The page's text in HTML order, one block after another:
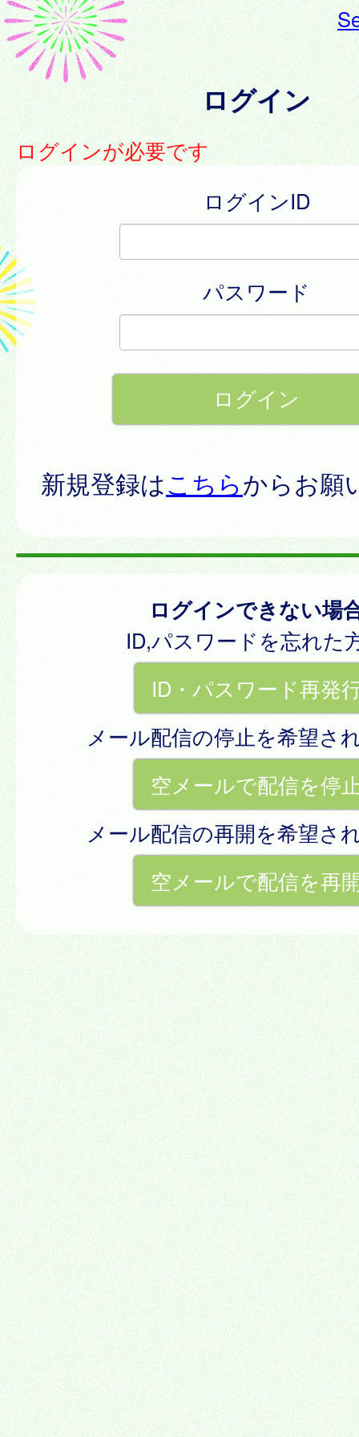
ログイン
ログインが必要です
ログインID
パスワード
新規登録はこちらからお願
ログインできない場
ID,パスワードを忘れた
ID・パスワード再発
メール配信の停止を希望さ
空メールで配信を停
メール配信の再開を希望さ
空メールで配信を再